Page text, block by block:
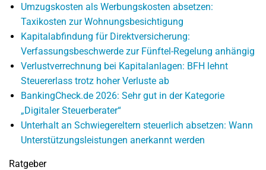
Umzugskosten als Werbungskosten absetzen:
Taxikosten zur Wohnungsbesichtigung
Kapitalabfindung für Direktversicherung:
Verfassungsbeschwerde zur Fünftel-Regelung anhängig
Verlustverrechnung bei Kapitalanlagen: BFH lehnt
Steuererlass trotz hoher Verluste ab
BankingCheck.de 2026: Sehr gut in der Kategorie
„Digitaler Steuerberater“
Unterhalt an Schwiegereltern steuerlich absetzen: Wann
Unterstützungsleistungen anerkannt werden
Ratgeber